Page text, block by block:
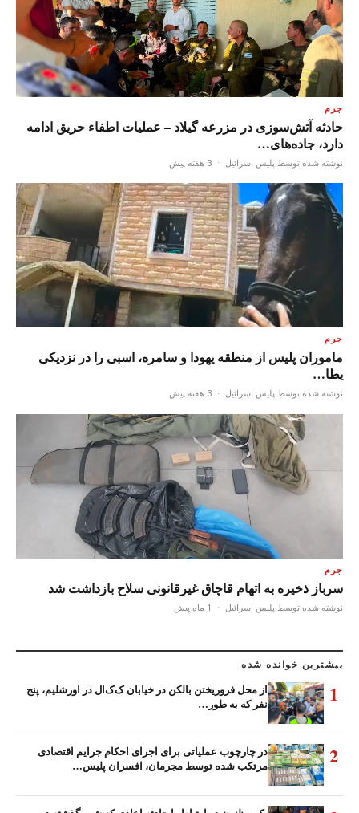
جرم
حادثه آتش‌سوزی در مزرعه گیلاد – عملیات اطفاء حریق ادامه
دارد، جاده‌های…
نوشته شده توسط پلیس اسرائیل · 3 هفته پیش
جرم
ماموران پلیس از منطقه یهودا و سامره، اسبی را در نزدیکی
یطا…
نوشته شده توسط پلیس اسرائیل · 3 هفته پیش
جرم
سرباز ذخیره به اتهام قاچاق غیرقانونی سلاح بازداشت شد
نوشته شده توسط پلیس اسرائیل · 1 ماه پیش
بیشترین خوانده شده
1
از محل فروریختن بالکن در خیابان ک‌ک‌ال در اورشلیم، پنج
نفر که به طور…
2
در چارچوب عملیاتی برای اجرای احکام جرایم اقتصادی
مرتکب شده توسط مجرمان، افسران پلیس…